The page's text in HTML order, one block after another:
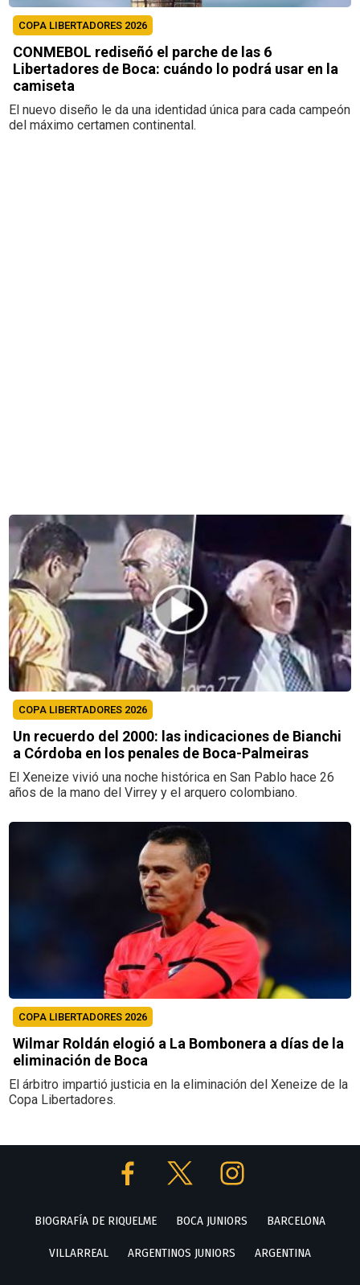
COPA LIBERTADORES 2026
CONMEBOL rediseñó el parche de las 6
Libertadores de Boca: cuándo lo podrá usar en la
camiseta
El nuevo diseño le da una identidad única para cada campeón
del máximo certamen continental.
COPA LIBERTADORES 2026
Un recuerdo del 2000: las indicaciones de Bianchi
a Córdoba en los penales de Boca-Palmeiras
El Xeneize vivió una noche histórica en San Pablo hace 26
años de la mano del Virrey y el arquero colombiano.
COPA LIBERTADORES 2026
Wilmar Roldán elogió a La Bombonera a días de la
eliminación de Boca
El árbitro impartió justicia en la eliminación del Xeneize de la
Copa Libertadores.
BIOGRAFÍA DE RIQUELME BOCA JUNIORS BARCELONA
VILLARREAL ARGENTINOS JUNIORS ARGENTINA